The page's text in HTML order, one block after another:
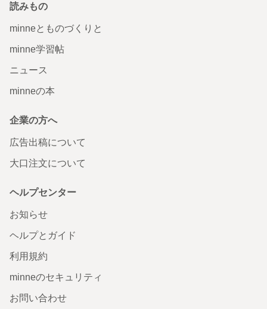
読みもの
minneとものづくりと
minne学習帖
ニュース
minneの本
企業の方へ
広告出稿について
大口注文について
ヘルプセンター
お知らせ
ヘルプとガイド
利用規約
minneのセキュリティ
お問い合わせ